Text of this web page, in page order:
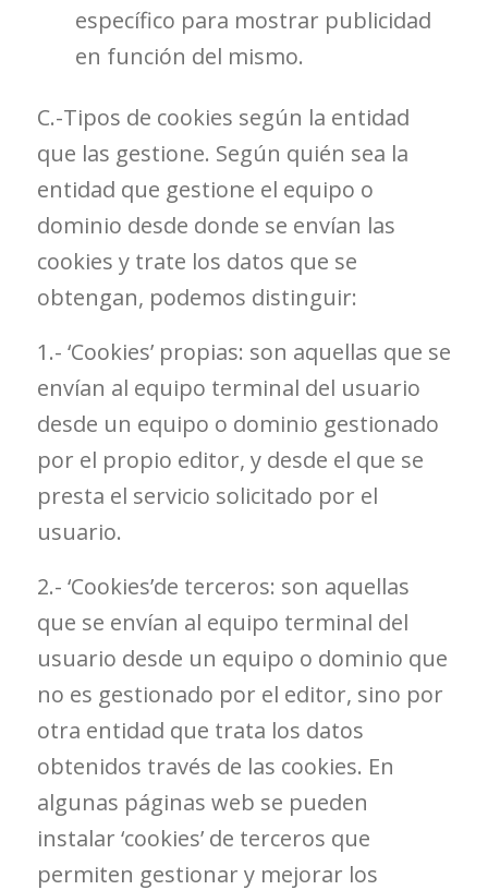
específico para mostrar publicidad
en función del mismo.
C.-Tipos de cookies según la entidad
que las gestione. Según quién sea la
entidad que gestione el equipo o
dominio desde donde se envían las
cookies y trate los datos que se
obtengan, podemos distinguir:
1.- ‘Cookies’ propias: son aquellas que se
envían al equipo terminal del usuario
desde un equipo o dominio gestionado
por el propio editor, y desde el que se
presta el servicio solicitado por el
usuario.
2.- ‘Cookies’de terceros: son aquellas
que se envían al equipo terminal del
usuario desde un equipo o dominio que
no es gestionado por el editor, sino por
otra entidad que trata los datos
obtenidos través de las cookies. En
algunas páginas web se pueden
instalar ‘cookies’ de terceros que
permiten gestionar y mejorar los